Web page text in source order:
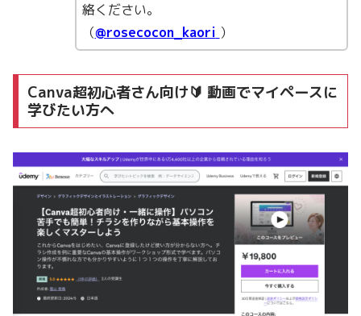
絡ください。
（@rosecocon_kaori ）
Canva超初心者さん向け🔰 動画でマイペースに
学びたい方へ